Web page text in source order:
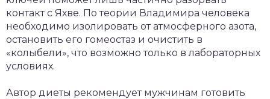
контакт с Яхве. По теории Владимира человека
необходимо изолировать от атмосферного азота,
остановить его гомеостаз и очистить в
«колыбели», что возможно только в лабораторных
условиях.
Автор диеты рекомендует мужчинам готовить